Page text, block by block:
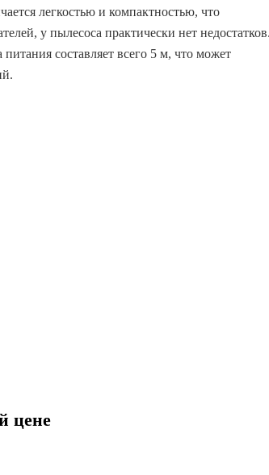
легкостью и компактностью, что
у пылесоса практически нет
составляет всего 5 м, что может
цене